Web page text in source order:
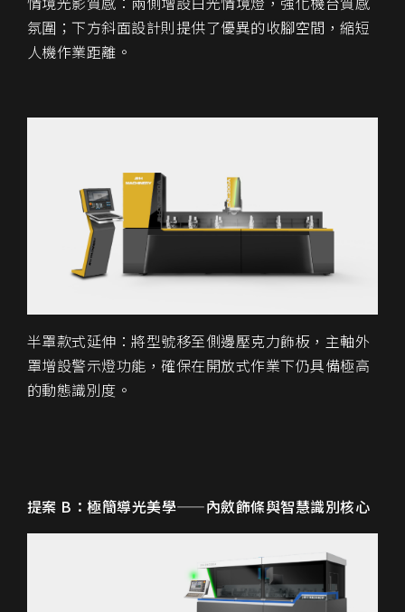
氛圍；下方斜面設計則提供了優異的收腳空間，縮短
人機作業距離。
半罩款式延伸：將型號移至側邊壓克力飾板，主軸外
罩增設警示燈功能，確保在開放式作業下仍具備極高
的動態識別度。
提案 B：極簡導光美學——內斂飾條與智慧識別核心